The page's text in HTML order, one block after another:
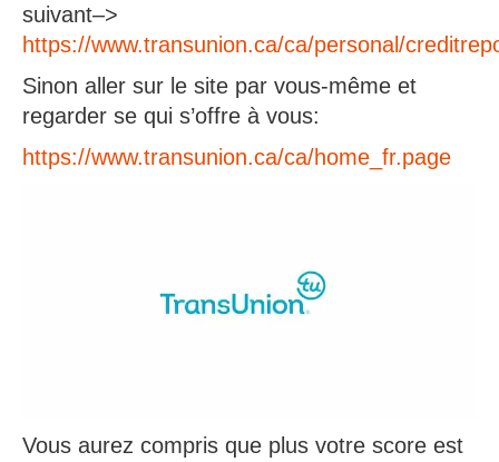
suivant–>
https://www.transunion.ca/ca/personal/
Sinon aller sur le site par vous-même et
regarder se qui s’offre à vous:
https://www.transunion.ca/ca/home_fr.page
Vous aurez compris que plus votre score est